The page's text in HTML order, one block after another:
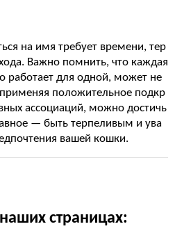
на имя требует времени, тер
Важно помнить, что каждая
работает для одной, может не
положительное подкр
ассоциаций, можно достичь
— быть терпеливым и ува
вашей кошки.
страницах: